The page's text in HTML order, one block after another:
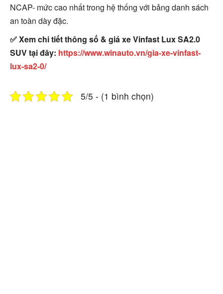
NCAP- mức cao nhất trong hệ thống với bảng danh sách
an toàn dày đặc.
✅ Xem chi tiết thông số & giá xe Vinfast Lux SA2.0
SUV tại đây: https://www.winauto.vn/gia-xe-vinfast-
lux-sa2-0/
5/5 - (1 bình chọn)